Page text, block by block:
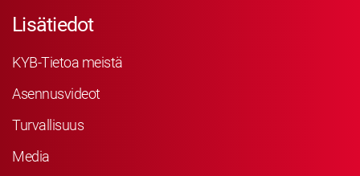
Lisätiedot
KYB-Tietoa meistä
Asennusvideot
Turvallisuus
Media